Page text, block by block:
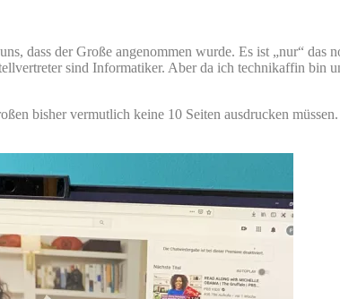
dass der Große angenommen wurde. Es ist „nur“
sind Informatiker. Aber da ich technikaffin bin
bisher vermutlich keine 10 Seiten ausdrucken